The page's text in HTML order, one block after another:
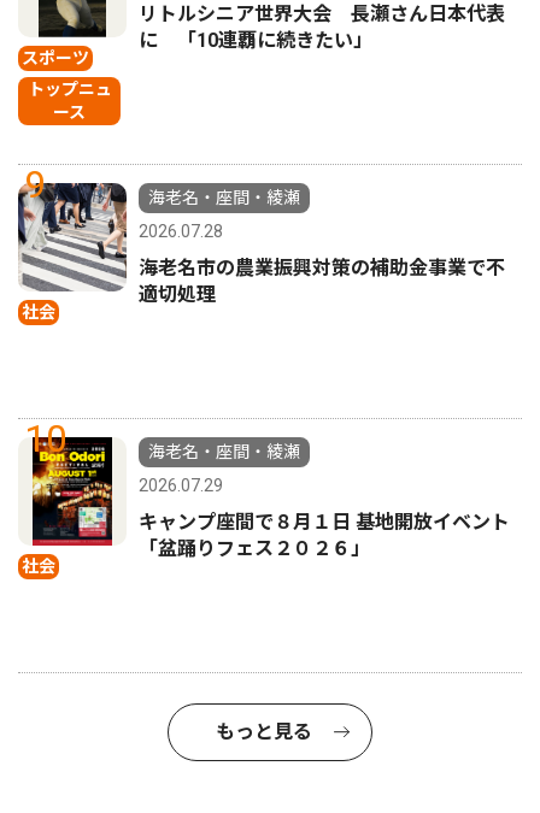
スポーツ
トップニュ
ース
リトルシニア世界大会 長瀬さん日本代表
に 「10連覇に続きたい」
9
社会
海老名・座間・綾瀬
2026.07.28
海老名市の農業振興対策の補助金事業で不
適切処理
10
社会
海老名・座間・綾瀬
2026.07.29
キャンプ座間で８月１日 基地開放イベント
「盆踊りフェス２０２６」
もっと見る